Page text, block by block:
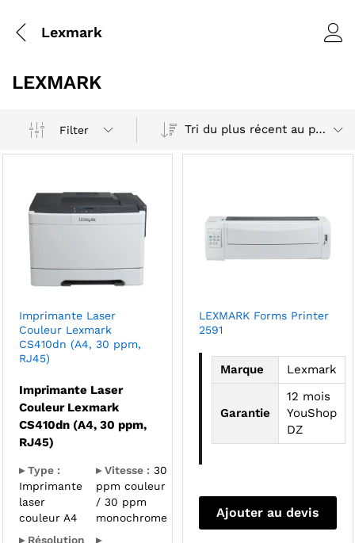
Lexmark
LEXMARK
Filter Tri du plus récent au plus ancien
Imprimante Laser
Couleur Lexmark
CS410dn (A4, 30 ppm,
RJ45)
Imprimante Laser
Couleur Lexmark
CS410dn (A4, 30 ppm,
RJ45)
▸ Type :
Imprimante
laser
couleur A4
▸ Vitesse : 30
ppm couleur
/ 30 ppm
monochrome
▸ Résolution
▸
LEXMARK Forms Printer
2591
Marque Lexmark
Garantie
12 mois
YouShop
DZ
Ajouter au devis